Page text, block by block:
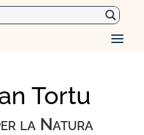
Tortu
la Natura